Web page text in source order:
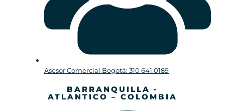
Asesor Comercial Bogotá: 310 641 0189
BARRANQUILLA -
ATLANTICO – COLOMBIA